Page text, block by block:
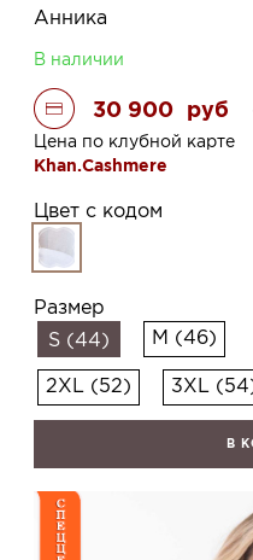
Анника
В наличии
30 900 руб
Цена по клубной карте
Khan.Cashmere
Цвет с кодом
Размер
S (44)
M (46)
2XL (52) 3XL
В